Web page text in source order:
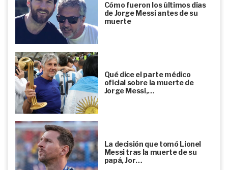
Cómo fueron los últimos días
de Jorge Messi antes de su
muerte
Qué dice el parte médico
oficial sobre la muerte de
Jorge Messi,…
La decisión que tomó Lionel
Messi tras la muerte de su
papá, Jor…